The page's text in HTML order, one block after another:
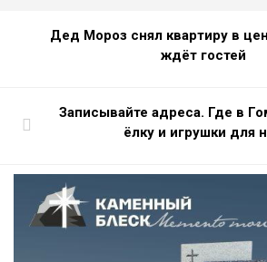
Дед Мороз снял квартиру в
ждёт гостей
Записывайте адреса. Где в
ёлку и игрушки для